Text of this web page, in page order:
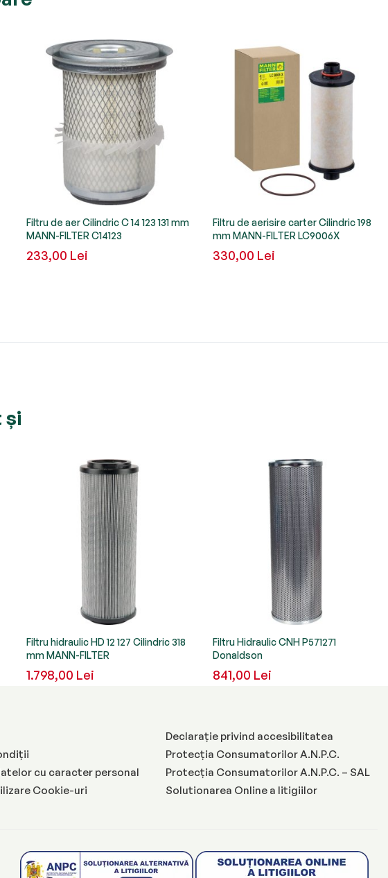
Filtru de aer Cilindric C 14 123 131 mm
MANN-FILTER C14123
233,00 Lei
Filtru de aerisire carter Cilindric 198
mm MANN-FILTER LC9006X
330,00 Lei
și
Filtru hidraulic HD 12 127 Cilindric 318
mm MANN-FILTER
1.798,00 Lei
Filtru Hidraulic CNH P571271
Donaldson
841,00 Lei
cu caracter personal
Cookie-uri
Declarație privind accesibilitatea
Protecția Consumatorilor A.N.P.C.
Protecția Consumatorilor A.N.P.C. – SAL
Solutionarea Online a litigiilor